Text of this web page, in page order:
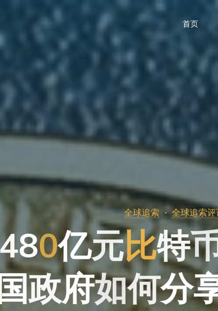
首页
全球追索 全球追索评
480亿
亿 元比特
政
政 府
府如何分